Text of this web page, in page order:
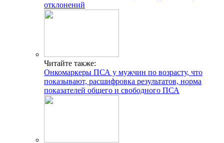
отклонений
Читайте также:
Онкомаркеры ПСА у мужчин по возрасту, что
показывают, расшифровка результатов, норма
показателей общего и свободного ПСА